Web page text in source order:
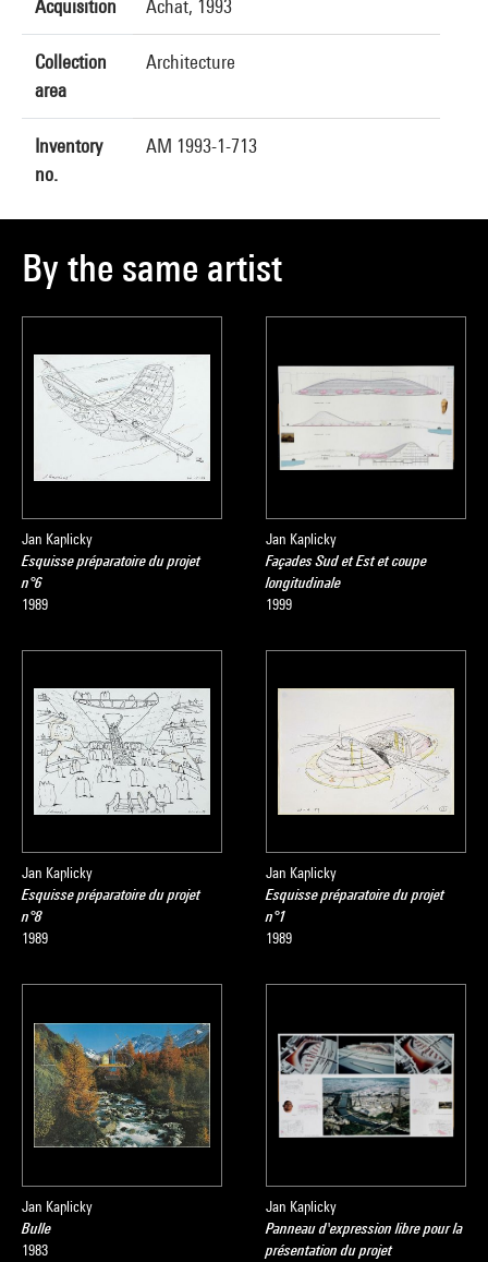
Acquisition Achat, 1993
Collection
area
Architecture
Inventory
no.
AM 1993-1-713
By the same artist
Jan Kaplicky
Esquisse préparatoire du projet
n°6
1989
Jan Kaplicky
Façades Sud et Est et coupe
longitudinale
1999
Jan Kaplicky
Esquisse préparatoire du projet
n°8
1989
Jan Kaplicky
Esquisse préparatoire du projet
n°1
1989
Jan Kaplicky
Bulle
1983
Jan Kaplicky
Panneau d'expression libre pour la
présentation du projet